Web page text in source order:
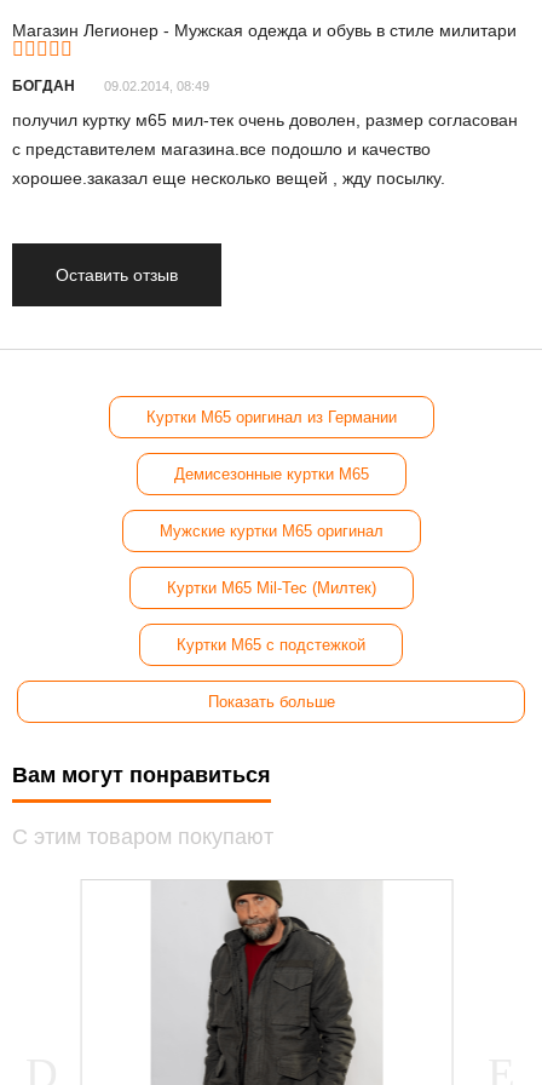
Магазин Легионер - Мужская одежда и обувь в стиле милитари
БОГДАН 09.02.2014, 08:49
получил куртку м65 мил-тек очень доволен, размер согласован
с представителем магазина.все подошло и качество
хорошее.заказал еще несколько вещей , жду посылку.
Оставить отзыв
Куртки М65 оригинал из Германии
Демисезонные куртки М65
Мужские куртки М65 оригинал
Куртки М65 Mil-Tec (Милтек)
Куртки M65 с подстежкой
Показать больше
Вам могут понравиться
С этим товаром покупают